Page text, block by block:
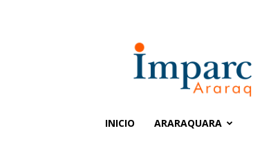
Imparcial
INICIO ARARAQUARA